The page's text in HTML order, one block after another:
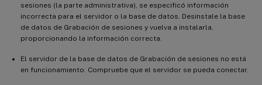
sesiones (la parte administrativa), se especificó información
incorrecta para el servidor o la base de datos. Desinstale la base
de datos de Grabación de sesiones y vuelva a instalarla,
proporcionando la información correcta.
El servidor de la base de datos de Grabación de sesiones no está
en funcionamiento. Compruebe que el servidor se pueda conectar.